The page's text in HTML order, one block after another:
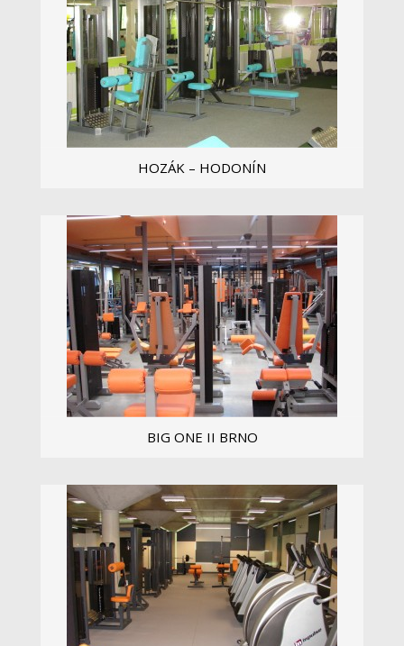
HOZÁK – HODONÍN
Zobrazit více
BIG ONE II BRNO
Zobrazit více